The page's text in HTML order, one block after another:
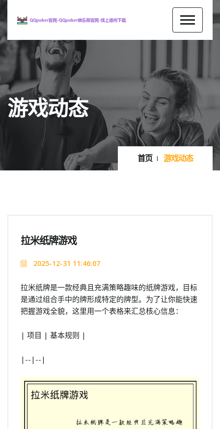
游戏动态
首页 游戏动态
拉米纸牌游戏
2025-12-31 11:46:07
拉米纸牌是一款经典且充满策略趣味的纸牌游戏，目标
是通过组合手中的牌形成特定的牌型。为了让你能快速
把握游戏全貌，这里用一个表格来汇总核心信息：
| 项目 | 基本规则 |
|--|--|